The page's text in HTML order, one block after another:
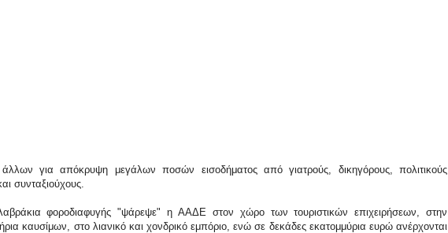
άλλων για απόκρυψη μεγάλων ποσών εισοδήματος από γιατρούς, δικηγόρους, πολιτικούς
συνταξιούχους.
φοροδιαφυγής "ψάρεψε" η ΑΑΔΕ στον χώρο των τουριστικών επιχειρήσεων, στην
καυσίμων, στο λιανικό και χονδρικό εμπόριο, ενώ σε δεκάδες εκατομμύρια ευρώ ανέρχονται